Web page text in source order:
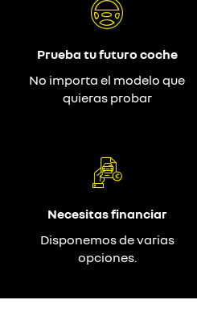
Prueba tu futuro coche
No importa el modelo que
quieras probar
Necesitas financiar
Disponemos de varias
opciones.